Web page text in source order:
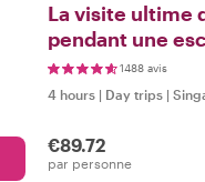
La visite ultime
pendant une
1488 avis
4 hours | Day trips |
€89.72
par personne